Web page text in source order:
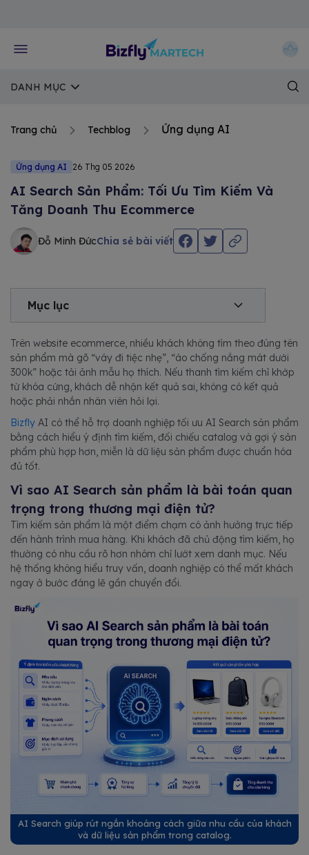
DANH MỤC
Trang chủ Techblog Ứng dụng AI
Ứng dụng AI 26 Thg 05 2026
AI Search Sản Phẩm: Tối Ưu Tìm Kiếm Và
Tăng Doanh Thu Ecommerce
Đỗ Minh ĐứcChia sẻ bài viết
Mục lục
Trên website ecommerce, nhiều khách không tìm theo đúng tên
sản phẩm mà gõ “váy đi tiệc nhẹ”, “áo chống nắng mát dưới
300k” hoặc tải ảnh mẫu họ thích. Nếu thanh tìm kiếm chỉ khớp
từ khóa cứng, khách dễ nhận kết quả sai, không có kết quả
hoặc phải nhắn nhân viên hỏi lại.
Bizfly AI có thể hỗ trợ doanh nghiệp tối ưu AI Search sản phẩm
bằng cách hiểu ý định tìm kiếm, đối chiếu catalog và gợi ý sản
phẩm phù hợp hơn, miễn là dữ liệu sản phẩm được chuẩn hóa
đủ tốt.
Vì sao AI Search sản phẩm là bài toán quan
trọng trong thương mại điện tử?
Tìm kiếm sản phẩm là một điểm chạm có ảnh hưởng trực tiếp
đến hành trình mua hàng. Khi khách đã chủ động tìm kiếm, họ
thường có nhu cầu rõ hơn nhóm chỉ lướt xem danh mục. Nếu
hệ thống không hiểu truy vấn, doanh nghiệp có thể mất khách
ngay ở bước đáng lẽ gần chuyển đổi.
AI Search giúp rút ngắn khoảng cách giữa nhu cầu của khách
và dữ liệu sản phẩm trong catalog.